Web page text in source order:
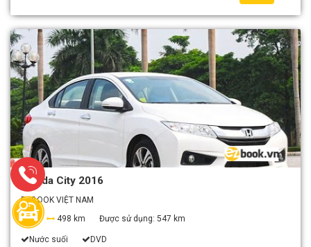
Honda City 2016
EZBOOK VIỆT NAM
4
498 km Được sử dụng: 547 km
Nước suối DVD